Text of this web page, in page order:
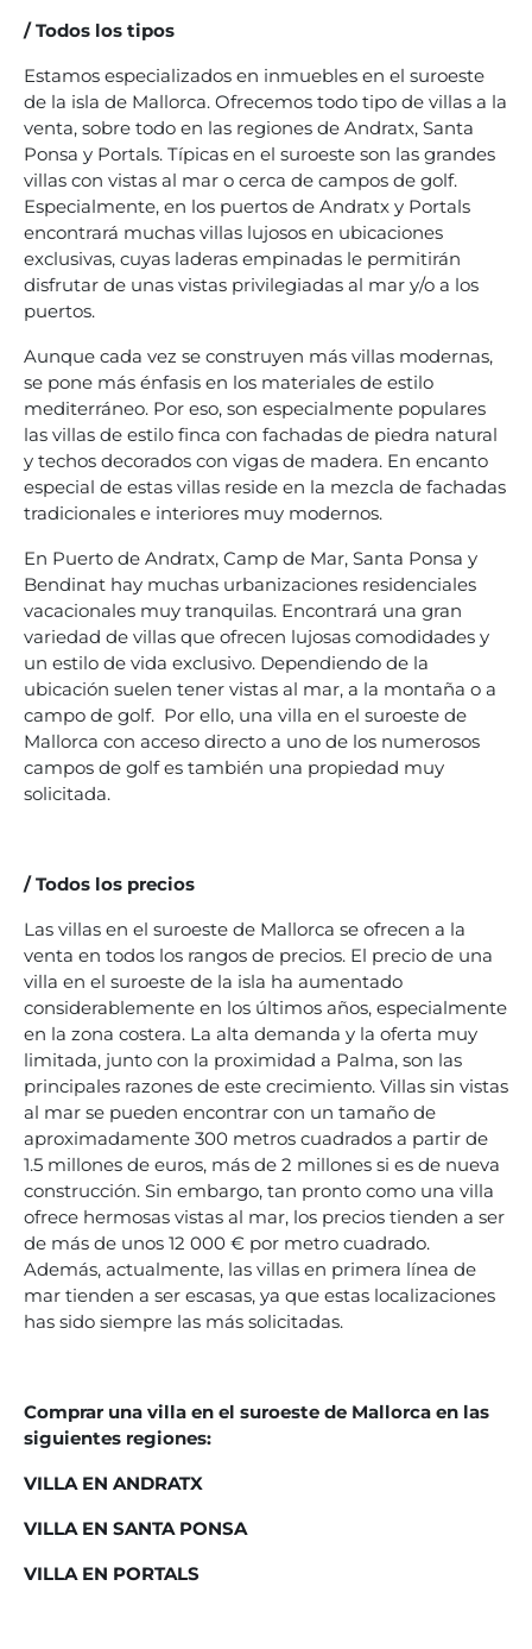
/ Todos los tipos
Estamos especializados en inmuebles en el suroeste
de la isla de Mallorca. Ofrecemos todo tipo de villas a la
venta, sobre todo en las regiones de Andratx, Santa
Ponsa y Portals. Típicas en el suroeste son las grandes
villas con vistas al mar o cerca de campos de golf.
Especialmente, en los puertos de Andratx y Portals
encontrará muchas villas lujosos en ubicaciones
exclusivas, cuyas laderas empinadas le permitirán
disfrutar de unas vistas privilegiadas al mar y/o a los
puertos.
Aunque cada vez se construyen más villas modernas,
se pone más énfasis en los materiales de estilo
mediterráneo. Por eso, son especialmente populares
las villas de estilo finca con fachadas de piedra natural
y techos decorados con vigas de madera. En encanto
especial de estas villas reside en la mezcla de fachadas
tradicionales e interiores muy modernos.
En Puerto de Andratx, Camp de Mar, Santa Ponsa y
Bendinat hay muchas urbanizaciones residenciales
vacacionales muy tranquilas. Encontrará una gran
variedad de villas que ofrecen lujosas comodidades y
un estilo de vida exclusivo. Dependiendo de la
ubicación suelen tener vistas al mar, a la montaña o a
campo de golf. Por ello, una villa en el suroeste de
Mallorca con acceso directo a uno de los numerosos
campos de golf es también una propiedad muy
solicitada.
/ Todos los precios
Las villas en el suroeste de Mallorca se ofrecen a la
venta en todos los rangos de precios. El precio de una
villa en el suroeste de la isla ha aumentado
considerablemente en los últimos años, especialmente
en la zona costera. La alta demanda y la oferta muy
limitada, junto con la proximidad a Palma, son las
principales razones de este crecimiento. Villas sin vistas
al mar se pueden encontrar con un tamaño de
aproximadamente 300 metros cuadrados a partir de
1.5 millones de euros, más de 2 millones si es de nueva
construcción. Sin embargo, tan pronto como una villa
ofrece hermosas vistas al mar, los precios tienden a ser
de más de unos 12 000 € por metro cuadrado.
Además, actualmente, las villas en primera línea de
mar tienden a ser escasas, ya que estas localizaciones
has sido siempre las más solicitadas.
Comprar una villa en el suroeste de Mallorca en las
siguientes regiones:
VILLA EN ANDRATX
VILLA EN SANTA PONSA
VILLA EN PORTALS